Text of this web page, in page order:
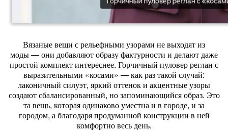
Вязаныевещи срельефными узорами невыходятиз
моды— они добавляютобразуфактурности и делаютдаже
простой комплектинтереснее. Горчичный пуловерреглан с
выразительными «косами» — какразтакой случай:
лаконичный силуэт, яркий оттеноки акцентныеузоры
создаютсбалансированный, нозапоминающийсяобраз. Это
тавещь, котораяодинаковоуместнаи в городе, и за
городом, аблагодаряпродуманной конструкции в ней
комфортновесьдень.